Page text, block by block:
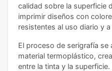
calidad sobre la superficie
imprimir diseños con
resistentes al uso diario y
El proceso de serigrafía
material termoplástico,
entre la tinta y la